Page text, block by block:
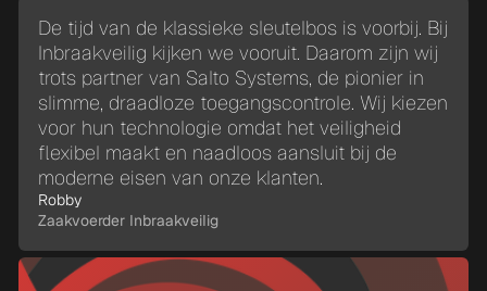
De tijd van de klassieke sleutelbos is voorbij. Bij
Inbraakveilig kijken we vooruit. Daarom zijn wij
trots partner van Salto Systems, de pionier in
slimme, draadloze toegangscontrole. Wij kiezen
voor hun technologie omdat het veiligheid
flexibel maakt en naadloos aansluit bij de
moderne eisen van onze klanten.
Robby
Zaakvoerder Inbraakveilig